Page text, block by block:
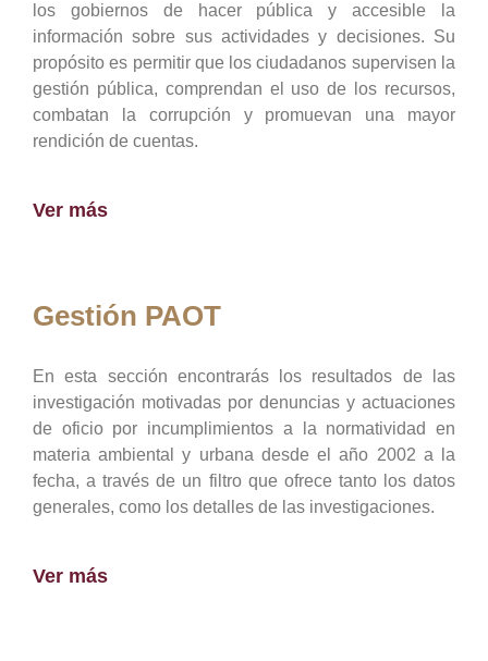
los gobiernos de hacer pública y accesible la
información sobre sus actividades y decisiones. Su
propósito es permitir que los ciudadanos supervisen la
gestión pública, comprendan el uso de los recursos,
combatan la corrupción y promuevan una mayor
rendición de cuentas.
Ver más
Gestión PAOT
En esta sección encontrarás los resultados de las
investigación motivadas por denuncias y actuaciones
de oficio por incumplimientos a la normatividad en
materia ambiental y urbana desde el año 2002 a la
fecha, a través de un filtro que ofrece tanto los datos
generales, como los detalles de las investigaciones.
Ver más